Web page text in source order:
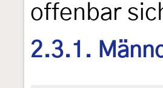
offenbar
2.3.1.